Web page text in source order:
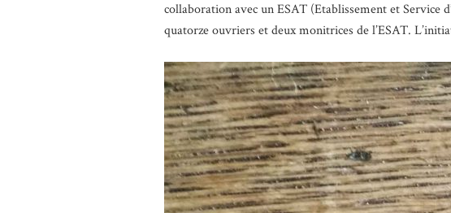
collaboration avec un ESAT (Etablissement et Service
quatorze ouvriers et deux monitrices de l’ESAT.